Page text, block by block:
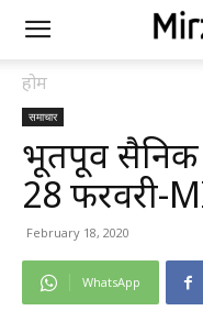
होम
समाचार
भूतपूर्व
28 फरवरी-
February 18, 2020
WhatsApp